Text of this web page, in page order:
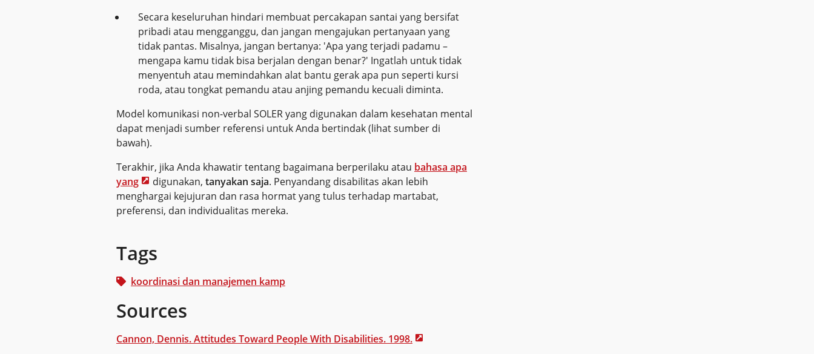
Secara keseluruhan hindari membuat percakapan santai yang bersifat
pribadi atau mengganggu, dan jangan mengajukan pertanyaan yang
tidak pantas. Misalnya, jangan bertanya: 'Apa yang terjadi padamu –
mengapa kamu tidak bisa berjalan dengan benar?' Ingatlah untuk tidak
menyentuh atau memindahkan alat bantu gerak apa pun seperti kursi
roda, atau tongkat pemandu atau anjing pemandu kecuali diminta.
Model komunikasi non-verbal SOLER yang digunakan dalam kesehatan mental
dapat menjadi sumber referensi untuk Anda bertindak (lihat sumber di
bawah).
Terakhir, jika Anda khawatir tentang bagaimana berperilaku atau bahasa apa
yang
digunakan,tanyakan saja. Penyandang disabilitas akan lebih
menghargai kejujuran dan rasa hormat yang tulus terhadap martabat,
preferensi, dan individualitas mereka.
Tags
koordinasi dan manajemen kamp
Sources
Cannon, Dennis. Attitudes Toward People With Disabilities. 1998.